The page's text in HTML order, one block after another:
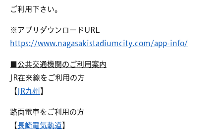
ご利用下さい。
※アプリダウンロードURL
https://www.nagasakistadiumcity.com/app-info/
■公共交通機関のご利用案内
JR在来線をご利用の方
【
JR九州 】
路面電車をご利用の方
【長崎電気軌道 】